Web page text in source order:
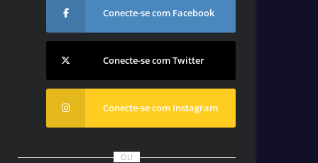
Conecte-se com Facebook
Conecte-se com Twitter
Conecte-se com Instagram
OU